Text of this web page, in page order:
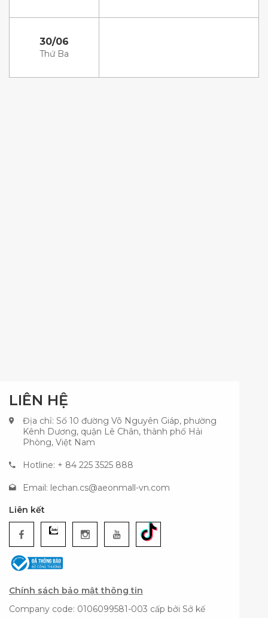
30/06
Thứ Ba
LIÊN HỆ
Địa chỉ: Số 10 đường Võ Nguyên Giáp, phường
Kênh Dương, quận Lê Chân, thành phố Hải
Phòng, Việt Nam
Hotline: + 84 225 3525 888
Email: lechan.cs@aeonmall-vn.com
Liên kết
Chính sách bảo mật thông tin
Company code: 0106099581-003 cấp bởi Sở kế